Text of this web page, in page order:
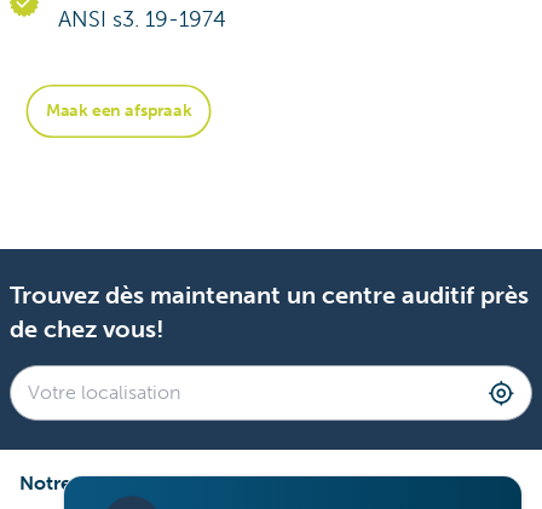
ANSI s3. 19-1974
Maak een afspraak
Trouvez dès maintenant un centre auditif près
de chez vous!
Notre expertise